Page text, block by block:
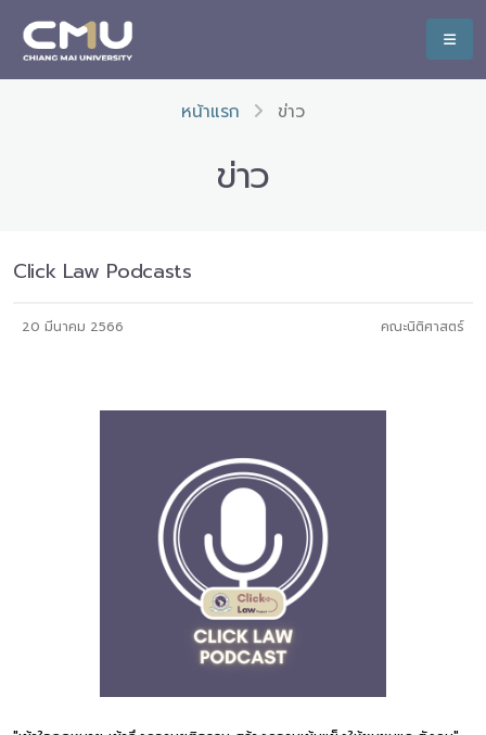
หน้าแรก ข่าว
ข่าว
Click Law Podcasts
20 มีนาคม 2566 คณะนิติศาสตร์